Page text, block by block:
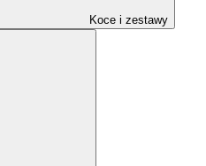
Koce i zestawy